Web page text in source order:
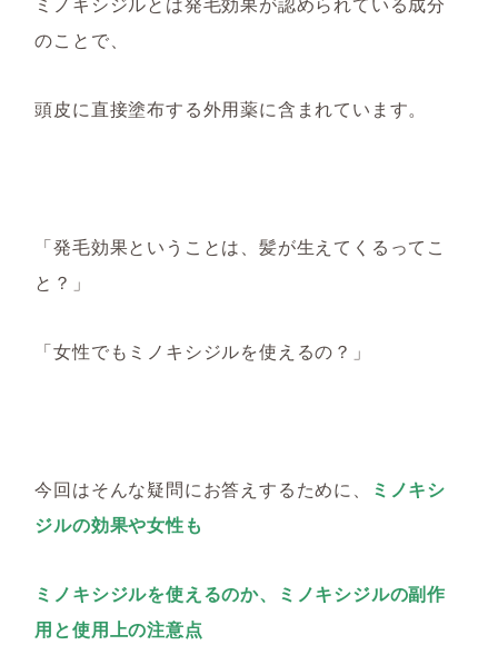
のことで、
頭皮に直接塗布する外用薬に含まれています。
「発毛効果ということは、髪が生えてくるってこ
と？」
「女性でもミノキシジルを使えるの？」
今回はそんな疑問にお答えするために、
ミノキシ
ジルの効果や女性も
ミノキシジルを使えるのか、ミノキシジルの副作
用と使用上の注意点